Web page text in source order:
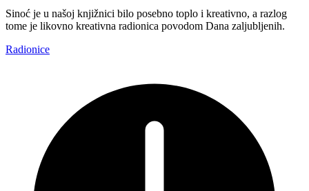
Sinoć je u našoj knjižnici bilo posebno toplo i kreativno, a razlog
tome je likovno kreativna radionica povodom Dana zaljubljenih.
Radionice